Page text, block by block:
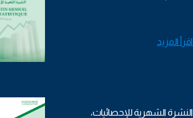
اقرأ المزيد
النشرة الشهرية للإحصائيات،